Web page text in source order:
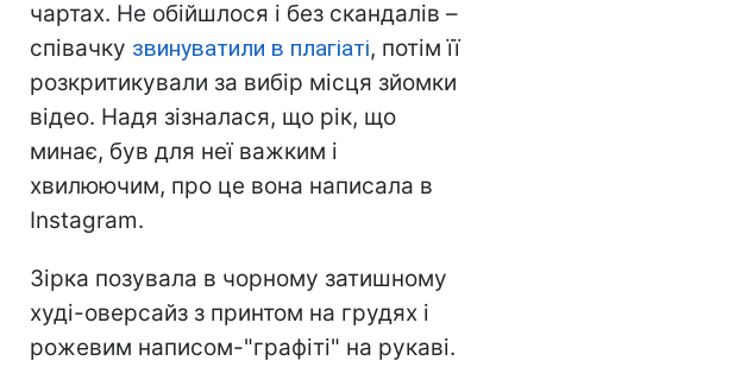
чартах. Не обійшлося і без скандалів –
співачку звинуватили в плагіаті, потім її
розкритикували за вибір місця зйомки
відео. Надя зізналася, що рік, що
минає, був для неї важким і
хвилюючим, про це вона написала в
Instagram.
Зірка позувала в чорному затишному
худі-оверсайз з принтом на грудях і
рожевим написом-"графіті" на рукаві.